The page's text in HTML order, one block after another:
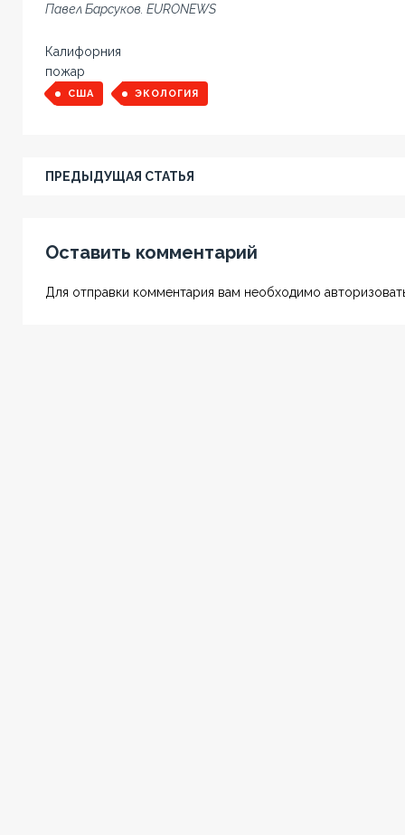
Павел Барсуков. EURONEWS
Калифорния
пожар
США ЭКОЛОГИЯ
ПРЕДЫДУЩАЯ СТАТЬЯ
Оставить комментарий
Для отправки комментария вам необходимо